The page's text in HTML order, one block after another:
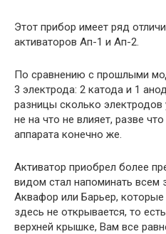
Этот прибор имеет ряд
активаторов Ап-1 и Ап-2.
По сравнению с прошлыми
3 электрода: 2 катода и 1
разницы сколько
не на что не влияет, разве
аппарата конечно же.
Активатор приобрел более
видом стал напоминать
Аквафор или Барьер,
здесь не открывается, то
верхней крышке, Вам все